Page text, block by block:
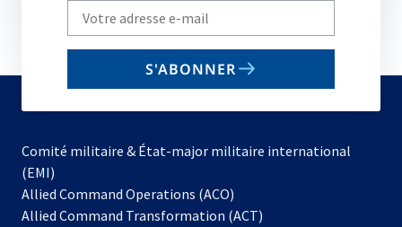
Write
your
email
S'ABONNER
Comité militaire & État-major militaire international
(EMI)
Allied Command Operations (ACO)
Allied Command Transformation (ACT)